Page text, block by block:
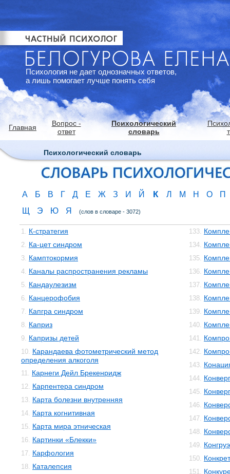
Психология не дает однозначных ответов,
а лишь помогает лучше понять себя
Главная
Вопрос -
ответ
Психологический
словарь
Психологический словарь
А Б В Г Д Е Ж З И Й К Л М Н О
П
Щ
Э Ю Я (слов в словаре - 3072)
1. К-стратегия
2. Ка-цет синдром
3. Камптокормия
4. Каналы распространения рекламы
5. Кандаулезизм
6. Канцерофобия
7. Капгра синдром
8. Каприз
9. Капризы детей
10. Карандаева фотометрический метод
определения алкоголя
11. Карнеги Дейл Брекенридж
12. Карпентера синдром
13. Карта болезни внутренняя
14. Карта когнитивная
15. Карта мира этническая
16. Картинки «Блекки»
17. Карфология
18. Каталепсия
133.
134.
135.
136.
137.
138.
139.
140.
141.
142.
143.
144.
145.
146.
147.
148.
149.
150.
151.